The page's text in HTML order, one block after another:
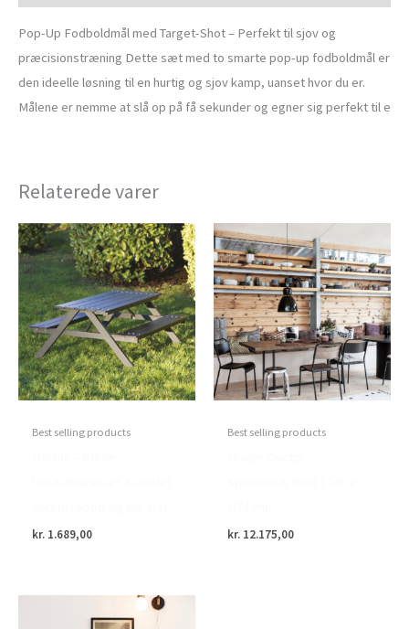
Pop-Up Fodboldmål med Target-Shot – Perfekt til sjov og
præcisionstræning Dette sæt med to smarte pop-up fodboldmål er
den ideelle løsning til en hurtig og sjov kamp, uanset hvor du er.
Målene er nemme at slå op på få sekunder og egner sig perfekt til e
Relaterede varer
Best selling products
kr. 1.689,00
Best selling products
kr. 12.175,00